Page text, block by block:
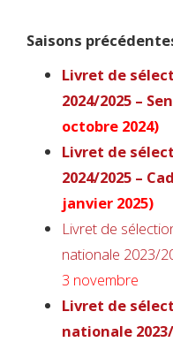
Saisons
Livret de
2024/2025 –
octobre 2024)
Livret de
2024/2025 –
janvier 2025)
Livret de
nationale 2023/
3 novembre
Livret de
nationale